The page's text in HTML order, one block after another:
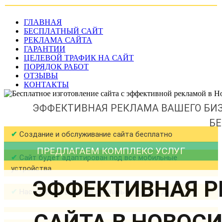
ГЛАВНАЯ
БЕСПЛАТНЫЙ САЙТ
РЕКЛАМА САЙТА
ГАРАНТИИ
ЦЕЛЕВОЙ ТРАФИК НА САЙТ
ПОРЯДОК РАБОТ
ОТЗЫВЫ
КОНТАКТЫ
ЭФФЕКТИВНАЯ РЕКЛАМА ВАШЕГО
✔ Создание и обслуживание сайта бесплатно
✔ Сайт будет адаптирован под все мобильные
устройства
Настройка и ведение рекламы в Яндекс Директ
ПРЕДЛАГАЕМ КОМПЛЕКС УСЛУГ
ЭФФЕКТИВНАЯ